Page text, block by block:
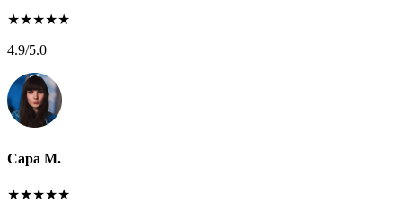
★★★★★
4.9/5.0
Сара М.
★★★★★